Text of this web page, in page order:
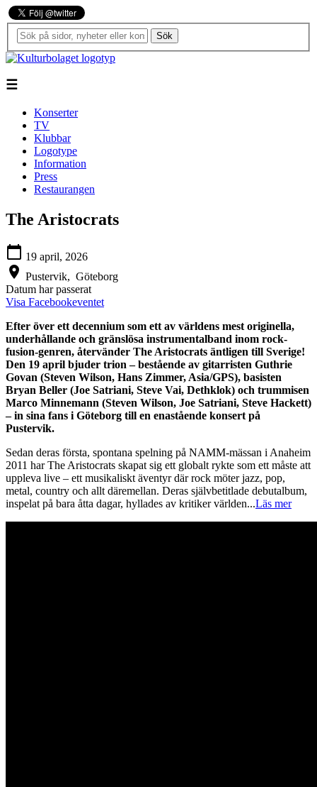
Sök
☰
Konserter
TV
Klubbar
Logotype
Information
Press
Restaurangen
The Aristocrats
calendar_today 19 april, 2026
location_on Pustervik, Göteborg
Datum har passerat
Visa Facebookeventet
Efter över ett decennium som ett av världens mest originella,
underhållande och gränslösa instrumentalband inom rock-
fusion-genren, återvänder The Aristocrats äntligen till Sverige!
Den 19 april bjuder trion – bestående av gitarristen Guthrie
Govan (Steven Wilson, Hans Zimmer, Asia/GPS), basisten
Bryan Beller (Joe Satriani, Steve Vai, Dethklok) och trummisen
Marco Minnemann (Steven Wilson, Joe Satriani, Steve Hackett)
– in sina fans i Göteborg till en enastående konsert på
Pustervik.
Sedan deras första, spontana spelning på NAMM-mässan i Anaheim
2011 har The Aristocrats skapat sig ett globalt rykte som ett måste att
uppleva live – ett musikaliskt äventyr där rock möter jazz, pop,
metal, country och allt däremellan. Deras självbetitlade debutalbum,
inspelat på bara åtta dagar, hyllades av kritiker världen...Läs mer